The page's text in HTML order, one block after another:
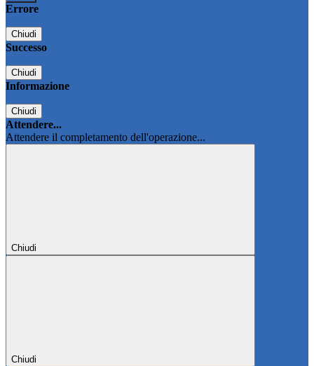
Errore
Chiudi
Successo
Chiudi
Informazione
Chiudi
Attendere...
Attendere il completamento dell'operazione...
Chiudi
Chiudi